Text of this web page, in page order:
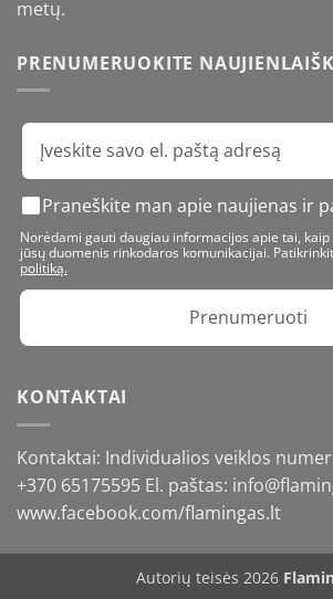
metų.
PRENUMERUOKITE
Praneškite man apie naujienas ir
Norėdami gauti daugiau informacijos apie tai,
jūsų duomenis rinkodaros komunikacijai.
politiką.
Prenumeruoti
KONTAKTAI
Kontaktai: Individualios veiklos
+370 65175595 El. paštas:
www.facebook.com/flamingas.lt
Autorių teisės 2026